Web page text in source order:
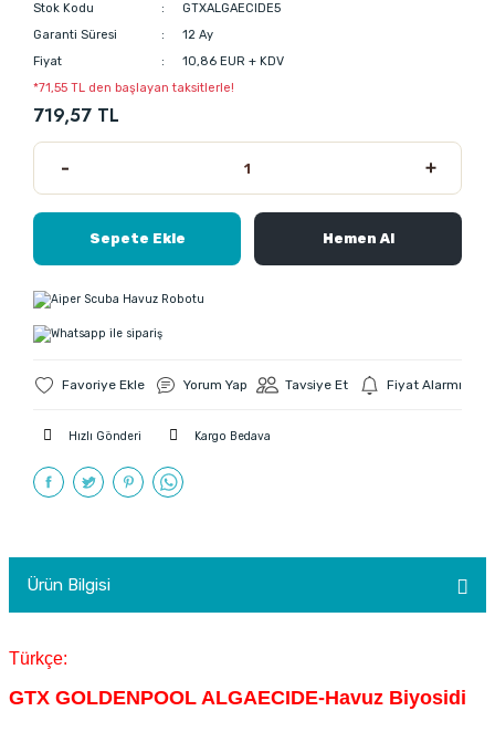
Stok Kodu
GTXALGAECIDE5
Garanti Süresi
12 Ay
Fiyat
10,86 EUR + KDV
*71,55 TL den başlayan taksitlerle!
719,57 TL
Sepete Ekle Hemen Al
Yorum Yap Tavsiye Et Fiyat Alarmı
Hızlı Gönderi Kargo Bedava
Ürün Bilgisi
Türkçe:
GTX GOLDENPOOL ALGAECIDE-Havuz Biyosidi